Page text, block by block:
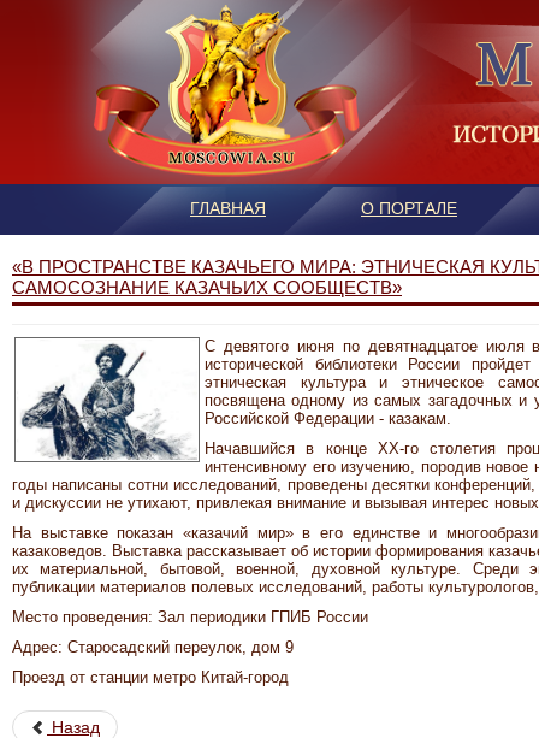
ГЛАВНАЯ О ПОРТАЛЕ
«В ПРОСТРАНСТВЕ КАЗАЧЬЕГО МИРА: ЭТНИЧЕСКАЯ
САМОСОЗНАНИЕ КАЗАЧЬИХ СООБЩЕСТВ»
С девятого июня по девятнадцатое июля
исторической библиотеки России
этническая культура и этническое
посвящена одному из самых загадочных и
Российской Федерации - казакам.
Начавшийся в конце XX-го столетия
интенсивному его изучению, породив
годы написаны сотни исследований, проведены десятки
и дискуссии не утихают, привлекая внимание и вызывая интерес
На выставке показан «казачий мир» в его единстве и
казаковедов. Выставка рассказывает об истории формирования
их материальной, бытовой, военной, духовной культуре. Среди
публикации материалов полевых исследований, работы
Место проведения: Зал периодики ГПИБ России
Адрес: Старосадский переулок, дом 9
Проезд от станции метро Китай-город
Назад